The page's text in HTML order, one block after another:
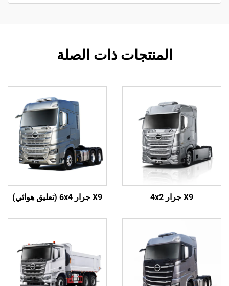
المنتجات ذات الصلة
X9 جرار 4x2 X9 جرار 6x4 (تعليق هوائي)